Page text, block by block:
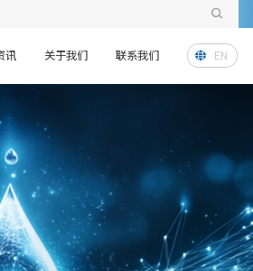

讯 关于我们 联系我们  EN